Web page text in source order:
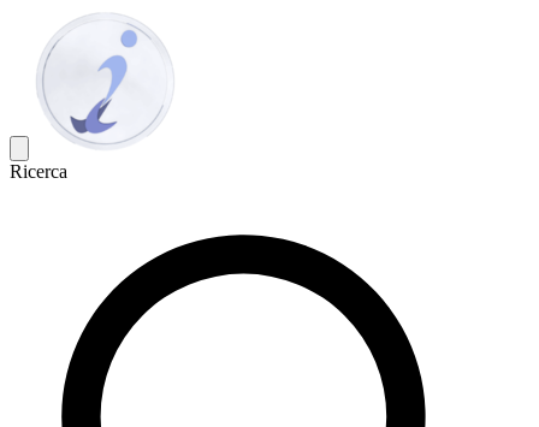
Ricerca